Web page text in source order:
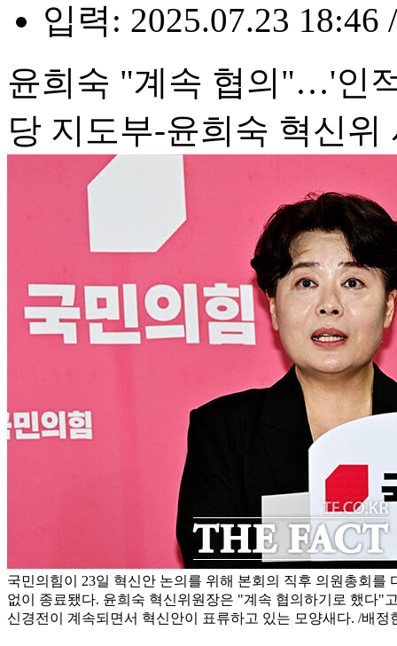
입력: 2025.07.23 18:46
윤희숙 "계속 협의"…'인
당 지도부-윤희숙 혁신위
국민의힘이 23일 혁신안 논의를 위해 본회의 직후 의원총회를
없이 종료됐다. 윤희숙 혁신위원장은 "계속 협의하기로 했다"
신경전이 계속되면서 혁신안이 표류하고 있는 모양새다. /배정